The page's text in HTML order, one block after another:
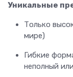
Уникальные
Только
мире)
Гибкие
неполный